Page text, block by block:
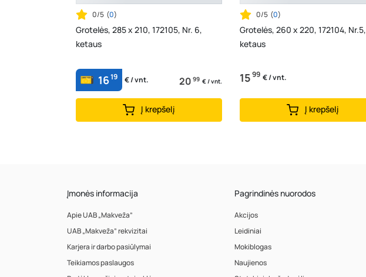
0/5 (0)
Grotelės, 285 x 210, 172105, Nr. 6,
ketaus
1619 € / vnt. 20 99 € / vnt.
Į krepšelį
0/5 (0)
Grotelės, 260 x 220, 172104, Nr.5,
ketaus
1599 € / vnt.
Į krepšelį
Įmonės informacija
Apie UAB „Makveža”
UAB „Makveža” rekvizitai
Karjera ir darbo pasiūlymai
Teikiamos paslaugos
Pagrindinės nuorodos
Akcijos
Leidiniai
Mokiblogas
Naujienos